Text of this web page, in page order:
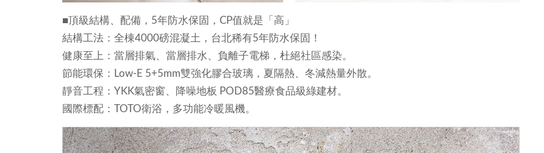
■頂級結構、配備，5年防水保固，CP值就是「高」
結構工法：全棟4000磅混凝土，台北稀有5年防水保固！
健康至上：當層排氣、當層排水、負離子電梯，杜絕社區感染。
節能環保：Low-E 5+5mm雙強化膠合玻璃，夏隔熱、冬減熱量外散。
靜音工程：YKK氣密窗、降噪地板 POD85醫療食品級綠建材。
國際標配：TOTO衛浴，多功能冷暖風機。